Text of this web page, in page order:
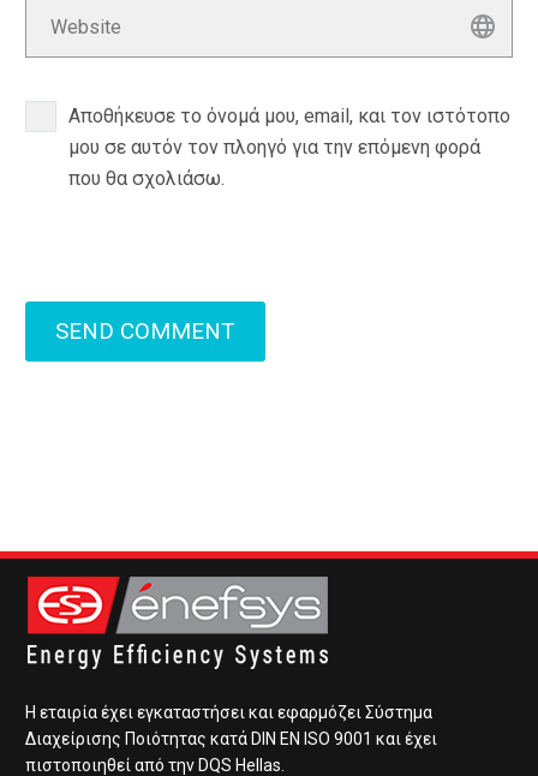
Αποθήκευσε το όνομά μου, email, και τον ιστότοπο
μου σε αυτόν τον πλοηγό για την επόμενη φορά
που θα σχολιάσω.
SEND COMMENT
Η εταιρία έχει εγκαταστήσει και εφαρμόζει Σύστημα
Διαχείρισης Ποιότητας κατά DIN EN ISO 9001 και έχει
πιστοποιηθεί από την DQS Hellas.